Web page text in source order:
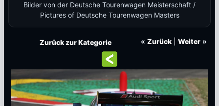
Bilder von der Deutsche Tourenwagen Meisterschaft /
Pictures of Deutsche Tourenwagen Masters
« Zurück Weiter »
Zurück zur Kategorie